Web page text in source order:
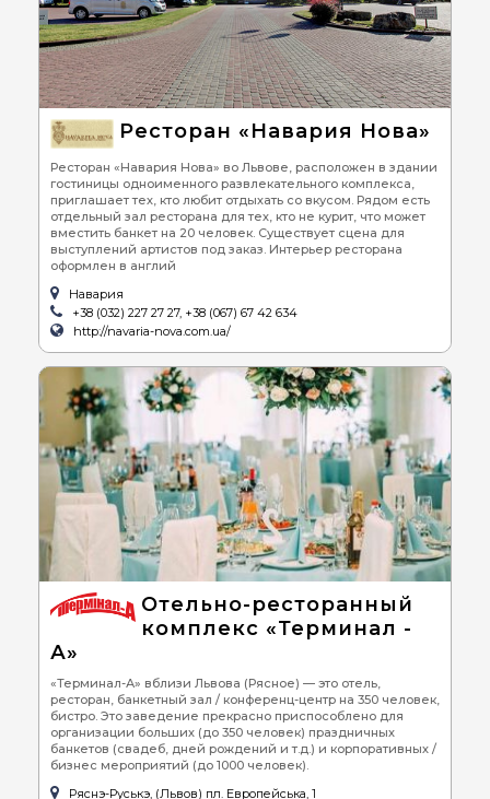
Ресторан «Навария Нова»
Ресторан «Навария Нова» во Львове, расположен в здании
гостиницы одноименного развлекательного комплекса,
приглашает тех, кто любит отдыхать со вкусом. Рядом есть
отдельный зал ресторана для тех, кто не курит, что может
вместить банкет на 20 человек. Существует сцена для
выступлений артистов под заказ. Интерьер ресторана
оформлен в англий
Навария
+38 (032) 227 27 27, +38 (067) 67 42 634
http://navaria-nova.com.ua/
Отельно-ресторанный
комплекс «Терминал -
А»
«Терминал-А» вблизи Львова (Рясное) — это отель,
ресторан, банкетный зал / конференц-центр на 350 человек,
бистро. Это заведение прекрасно приспособлено для
организации больших (до 350 человек) праздничных
банкетов (свадеб, дней рождений и т.д.) и корпоративных /
бизнес мероприятий (до 1000 человек).
Ряснэ-Руськэ, (Львов) пл. Европейська, 1